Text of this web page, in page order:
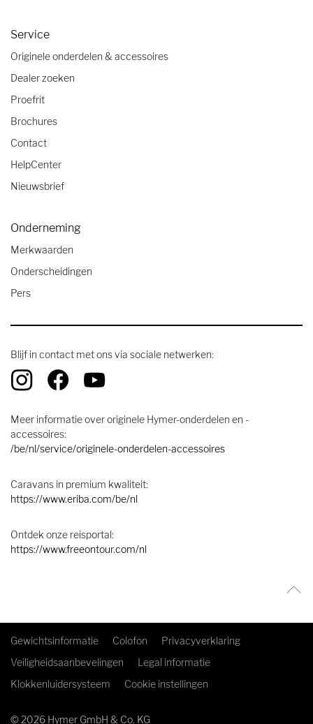
Service
Originele onderdelen & accessoires
Dealer zoeken
Proefrit
Brochures
Contact
HelpCenter
Nieuwsbrief
Onderneming
Merkwaarden
Onderscheidingen
Pers
Blijf in contact met ons via sociale netwerken:
Meer informatie over originele Hymer-onderdelen en -
accessoires:
/be/nl/service/originele-onderdelen-accessoires
Caravans in premium kwaliteit:
https://www.eriba.com/be/nl
Ontdek onze reisportal:
https://www.freeontour.com/nl
Gewichtsinformatie Colofon
Privacyverklaring
Veiligheidsaanbevelingen
Legal informatie
Klokkenluidersysteem
Cookie instellingen
© 2026 Hymer GmbH & Co. KG